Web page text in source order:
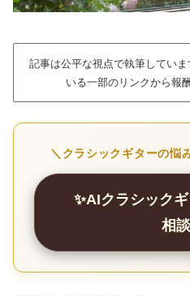
記事は公平な視点で執筆してい
いる一部のリンクから報
＼クラシックギターの悩
✨AIクラシック
相